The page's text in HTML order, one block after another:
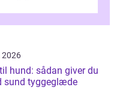
2026
hund: sådan giver du
sund tyggeglæde